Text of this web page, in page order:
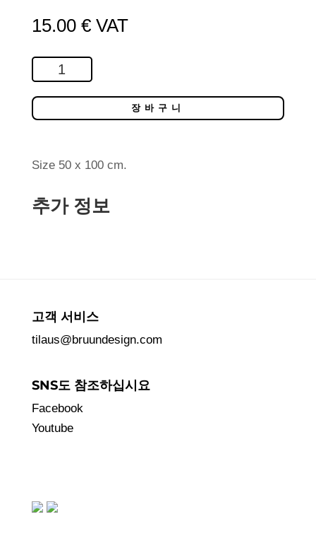
15.00 € VAT
Forest
Finland
Nr
7
Juniper
수
장바구니
Size 50 x 100 cm.
추가 정보
고객 서비스
tilaus@bruundesign.com
SNS도 참조하십시요
Facebook
Youtube